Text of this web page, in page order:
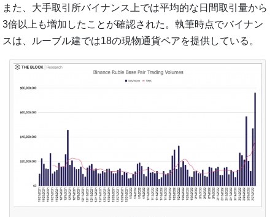
また、大手取引所バイナンス上では平均的な日間取引量から
3倍以上も増加したことが確認された。執筆時点でバイナン
スは、ルーブル建では18の現物通貨ペアを提供している。